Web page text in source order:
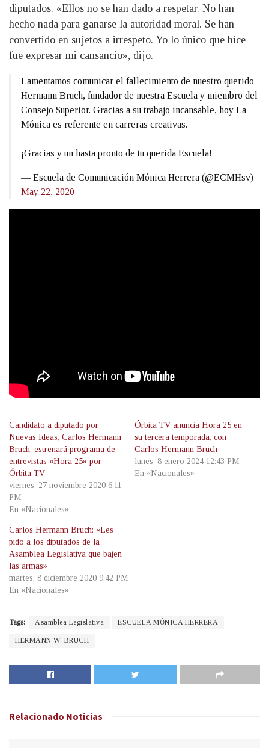
diputados. «Ellos no se han dado a respetar. No han
hecho nada para ganarse la autoridad moral. Se han
convertido en sujetos a irrespeto. Yo lo único que hice
fue expresar mi cansancio», dijo.
Lamentamos comunicar el fallecimiento de nuestro querido
Hermann Bruch, fundador de nuestra Escuela y miembro del
Consejo Superior. Gracias a su trabajo incansable, hoy La
Mónica es referente en carreras creativas.
¡Gracias y un hasta pronto de tu querida Escuela!
— Escuela de Comunicación Mónica Herrera (@ECMHsv)
May 22, 2020
Candidato a diputado por
Nuevas Ideas, Carlos Hermann
Bruch, estrenará programa de
entrevistas «Hora 25» por
Órbita TV
viernes, 27 noviembre 2020 6:11
PM
En «Nacionales»
Órbita TV anuncia Hora 25 en
su tercera temporada, con
Carlos Hermann Bruch
lunes, 8 enero 2024 12:43 PM
En «Nacionales»
Carlos Hermann Bruch: «Les
pido a los diputados de la
Asamblea Legislativa que bajen
las armas»
martes, 8 diciembre 2020 9:42 PM
En «Nacionales»
Tags: Asamblea Legislativa ESCUELA MÓNICA HERRERA
HERMANN W. BRUCH
Relacionado Noticias